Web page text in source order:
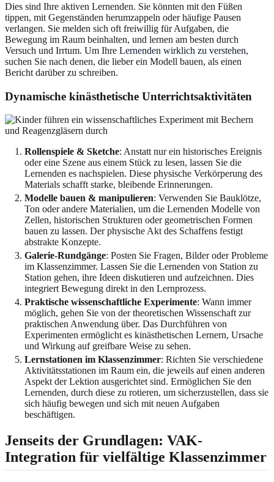
Dies sind Ihre aktiven Lernenden. Sie könnten mit den Füßen
tippen, mit Gegenständen herumzappeln oder häufige Pausen
verlangen. Sie melden sich oft freiwillig für Aufgaben, die
Bewegung im Raum beinhalten, und lernen am besten durch
Versuch und Irrtum. Um Ihre Lernenden wirklich zu verstehen,
suchen Sie nach denen, die lieber ein Modell bauen, als einen
Bericht darüber zu schreiben.
Dynamische kinästhetische Unterrichtsaktivitäten
Rollenspiele & Sketche: Anstatt nur ein historisches Ereignis
oder eine Szene aus einem Stück zu lesen, lassen Sie die
Lernenden es nachspielen. Diese physische Verkörperung des
Materials schafft starke, bleibende Erinnerungen.
Modelle bauen & manipulieren: Verwenden Sie Bauklötze,
Ton oder andere Materialien, um die Lernenden Modelle von
Zellen, historischen Strukturen oder geometrischen Formen
bauen zu lassen. Der physische Akt des Schaffens festigt
abstrakte Konzepte.
Galerie-Rundgänge: Posten Sie Fragen, Bilder oder Probleme
im Klassenzimmer. Lassen Sie die Lernenden von Station zu
Station gehen, ihre Ideen diskutieren und aufzeichnen. Dies
integriert Bewegung direkt in den Lernprozess.
Praktische wissenschaftliche Experimente: Wann immer
möglich, gehen Sie von der theoretischen Wissenschaft zur
praktischen Anwendung über. Das Durchführen von
Experimenten ermöglicht es kinästhetischen Lernern, Ursache
und Wirkung auf greifbare Weise zu sehen.
Lernstationen im Klassenzimmer: Richten Sie verschiedene
Aktivitätsstationen im Raum ein, die jeweils auf einen anderen
Aspekt der Lektion ausgerichtet sind. Ermöglichen Sie den
Lernenden, durch diese zu rotieren, um sicherzustellen, dass sie
sich häufig bewegen und sich mit neuen Aufgaben
beschäftigen.
Jenseits der Grundlagen: VAK-
Integration für vielfältige Klassenzimmer